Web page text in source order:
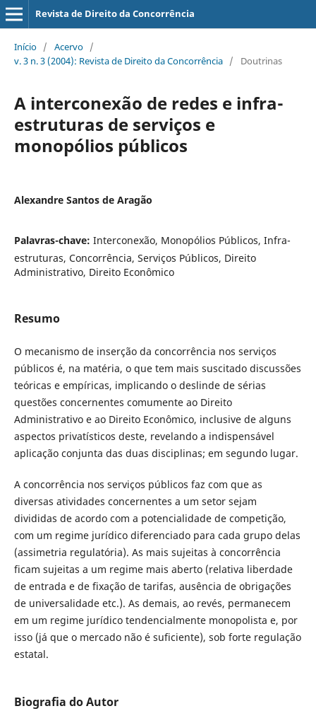
Revista de Direito da Concorrência
Início / Acervo /
v. 3 n. 3 (2004): Revista de Direito da Concorrência / Doutrinas
A interconexão de redes e infra-
estruturas de serviços e
monopólios públicos
Alexandre Santos de Aragão
Palavras-chave: Interconexão, Monopólios Públicos, Infra-
estruturas, Concorrência, Serviços Públicos, Direito
Administrativo, Direito Econômico
Resumo
O mecanismo de inserção da concorrência nos serviços
públicos é, na matéria, o que tem mais suscitado discussões
teóricas e empíricas, implicando o deslinde de sérias
questões concernentes comumente ao Direito
Administrativo e ao Direito Econômico, inclusive de alguns
aspectos privatísticos deste, revelando a indispensável
aplicação conjunta das duas disciplinas; em segundo lugar.
A concorrência nos serviços públicos faz com que as
diversas atividades concernentes a um setor sejam
divididas de acordo com a potencialidade de competição,
com um regime jurídico diferenciado para cada grupo delas
(assimetria regulatória). As mais sujeitas à concorrência
ficam sujeitas a um regime mais aberto (relativa liberdade
de entrada e de fixação de tarifas, ausência de obrigações
de universalidade etc.). As demais, ao revés, permanecem
em um regime jurídico tendencialmente monopolista e, por
isso (já que o mercado não é suficiente), sob forte regulação
estatal.
Biografia do Autor